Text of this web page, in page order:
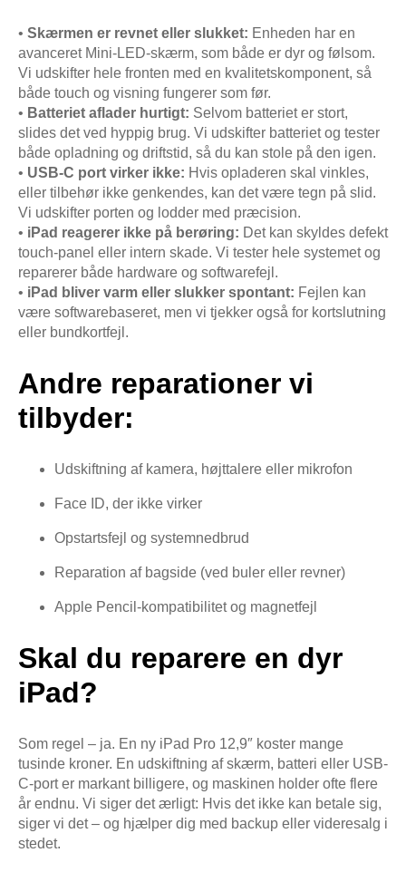
• Skærmen er revnet eller slukket: Enheden har en
avanceret Mini-LED-skærm, som både er dyr og følsom.
Vi udskifter hele fronten med en kvalitetskomponent, så
både touch og visning fungerer som før.
• Batteriet aflader hurtigt: Selvom batteriet er stort,
slides det ved hyppig brug. Vi udskifter batteriet og tester
både opladning og driftstid, så du kan stole på den igen.
• USB-C port virker ikke: Hvis opladeren skal vinkles,
eller tilbehør ikke genkendes, kan det være tegn på slid.
Vi udskifter porten og lodder med præcision.
• iPad reagerer ikke på berøring: Det kan skyldes defekt
touch-panel eller intern skade. Vi tester hele systemet og
reparerer både hardware og softwarefejl.
• iPad bliver varm eller slukker spontant: Fejlen kan
være softwarebaseret, men vi tjekker også for kortslutning
eller bundkortfejl.
Andre reparationer vi
tilbyder:
Udskiftning af kamera, højttalere eller mikrofon
Face ID, der ikke virker
Opstartsfejl og systemnedbrud
Reparation af bagside (ved buler eller revner)
Apple Pencil-kompatibilitet og magnetfejl
Skal du reparere en dyr
iPad?
Som regel – ja. En ny iPad Pro 12,9″ koster mange
tusinde kroner. En udskiftning af skærm, batteri eller USB-
C-port er markant billigere, og maskinen holder ofte flere
år endnu. Vi siger det ærligt: Hvis det ikke kan betale sig,
siger vi det – og hjælper dig med backup eller videresalg i
stedet.